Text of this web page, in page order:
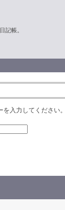
記帳。
を入力してください